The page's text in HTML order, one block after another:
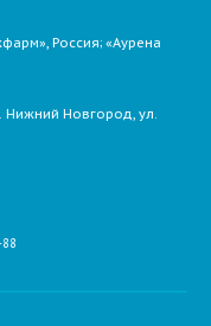
Россия; «Аурена
Нижний Новгород, ул.